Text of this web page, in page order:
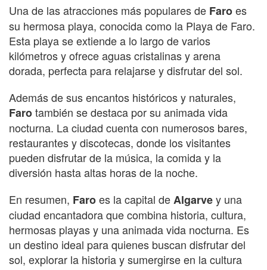
Una de las atracciones más populares de Faroes
su hermosa playa, conocida como la Playa de Faro.
Esta playa se extiende a lo largo de varios
kilómetros y ofrece aguas cristalinas y arena
dorada, perfecta para relajarse y disfrutar del sol.
Además de sus encantos históricos y naturales,
Farotambién se destaca por su animada vida
nocturna. La ciudad cuenta con numerosos bares,
restaurantes y discotecas, donde los visitantes
pueden disfrutar de la música, la comida y la
diversión hasta altas horas de la noche.
En resumen, Faroes la capital deAlgarvey una
ciudad encantadora que combina historia, cultura,
hermosas playas y una animada vida nocturna. Es
un destino ideal para quienes buscan disfrutar del
sol, explorar la historia y sumergirse en la cultura